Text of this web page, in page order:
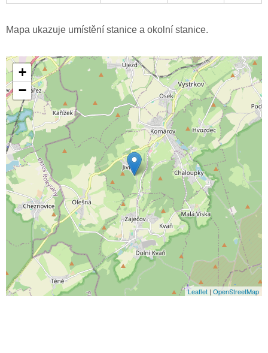
Mapa ukazuje umístění stanice a okolní stanice.
+
−
Leaflet | OpenStreetMap